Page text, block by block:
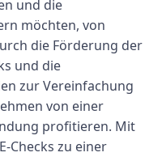
und die
möchten, von
die Förderung der
und die
zur Vereinfachung
von einer
profitieren. Mit
Checks zu einer